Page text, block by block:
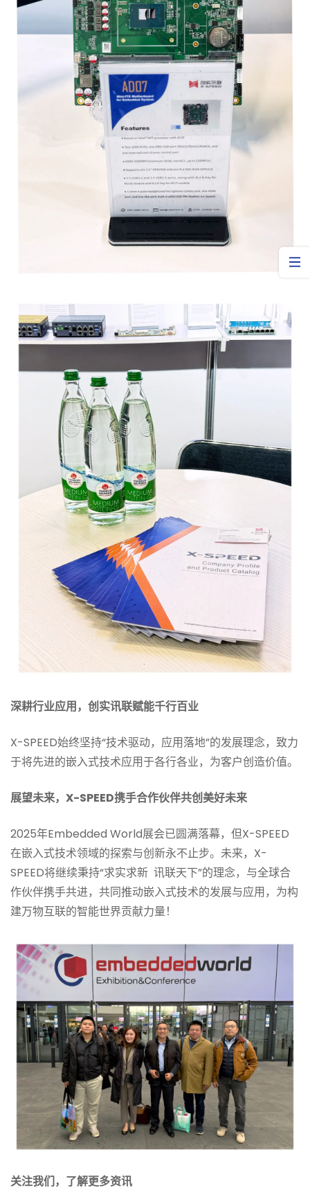
深耕行业应用，创实讯联赋能千行百业
X-SPEED始终坚持“技术驱动，应用落地”的发展理念，致力
于将先进的嵌入式技术应用于各行各业，为客户创造价值。
展望未来，X-SPEED携手合作伙伴共创美好未来
2025年Embedded World展会已圆满落幕，但X-SPEED
在嵌入式技术领域的探索与创新永不止步。未来，X-
SPEED将继续秉持“求实求新 讯联天下”的理念，与全球合
作伙伴携手共进，共同推动嵌入式技术的发展与应用，为构
建万物互联的智能世界贡献力量！
关注我们，了解更多资讯